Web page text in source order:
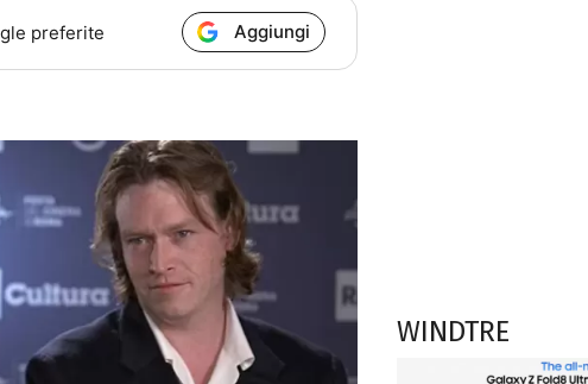
preferite Aggiungi
WINDTRE